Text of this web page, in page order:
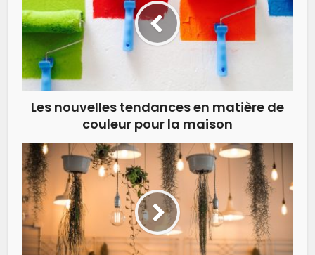
Les nouvelles tendances en matière de
couleur pour la maison